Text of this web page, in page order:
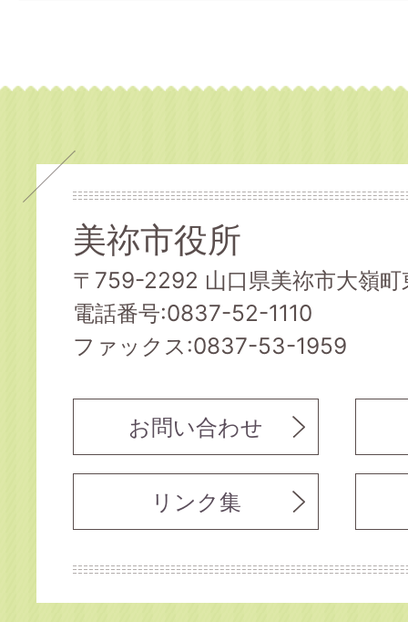
美祢市役所
〒759-2292 山口県美祢市大嶺
電話番号:0837-52-1110
ファックス:0837-53-1959
お問い合わせ
リンク集